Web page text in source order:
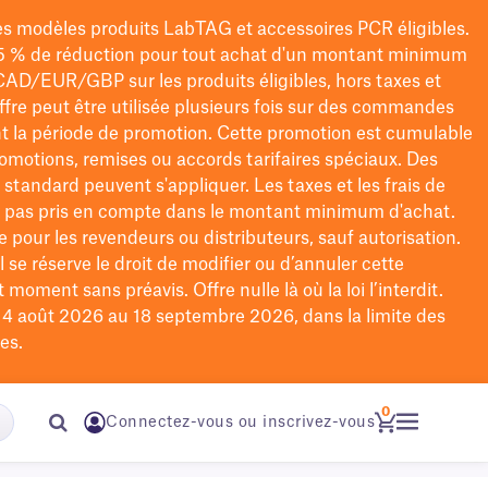
modèles produits LabTAG et accessoires PCR éligibles.
% de réduction pour tout achat d'un montant minimum
EUR/GBPsur les produits éligibles, hors taxes et
peut être utilisée plusieurs fois sur des commandes
la période de promotion. Cette promotion est cumulable
remises ou accords tarifaires spéciaux. Des
peuvent s'appliquer. Les taxes et les frais de
pas pris en compte dans le montant minimum d'achat.
pour les revendeurs ou distributeurs, sauf autorisation.
réserve le droit de modifierou d’annuler cette
moment sans préavis. Offre nulle là où la loi l’interdit.
août 2026 au 18 septembre 2026, dans la limite des
Connectez-vous ou inscrivez-vous
0